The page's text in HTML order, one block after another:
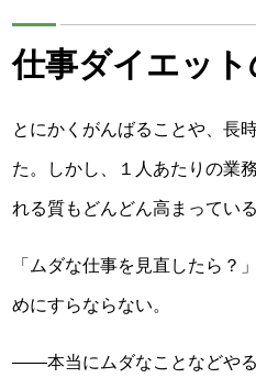
仕事ダイエット
とにかくがんばることや、長
た。しかし、１人あたりの業
れる質もどんどん高まっている
「ムダな仕事を見直したら？
めにすらならない。
――本当にムダなことなどや